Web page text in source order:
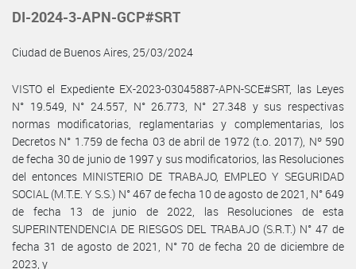
DI-2024-3-APN-GCP#SRT
Ciudad de Buenos Aires, 25/03/2024
VISTO el Expediente EX-2023-03045887-APN-SCE#SRT, las Leyes
N° 19.549, N° 24.557, N° 26.773, N° 27.348 y sus respectivas
normas modificatorias, reglamentarias y complementarias, los
Decretos N° 1.759 de fecha 03 de abril de 1972 (t.o. 2017), Nº 590
de fecha 30 de junio de 1997 y sus modificatorios, las Resoluciones
del entonces MINISTERIO DE TRABAJO, EMPLEO Y SEGURIDAD
SOCIAL (M.T.E. Y S.S.) N° 467 de fecha 10 de agosto de 2021, N° 649
de fecha 13 de junio de 2022, las Resoluciones de esta
SUPERINTENDENCIA DE RIESGOS DEL TRABAJO (S.R.T.) N° 47 de
fecha 31 de agosto de 2021, N° 70 de fecha 20 de diciembre de
2023, y